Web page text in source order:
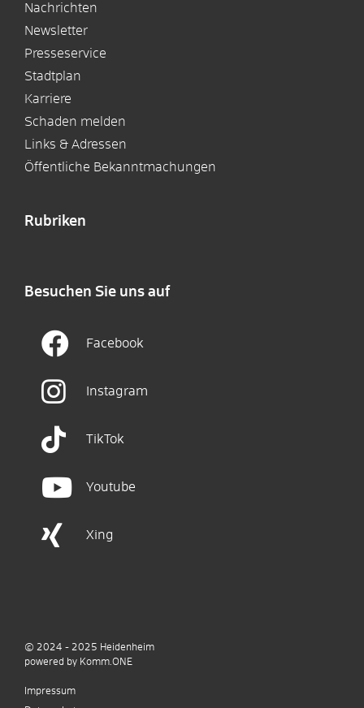
Nachrichten
Newsletter
Presseservice
Stadtplan
Karriere
Schaden melden
Links & Adressen
Öffentliche Bekanntmachungen
Rubriken
Besuchen Sie uns auf
Facebook
Instagram
TikTok
Youtube
Xing
© 2024 - 2025 Heidenheim
powered by Komm.ONE
Impressum